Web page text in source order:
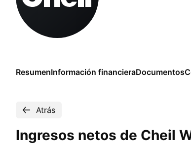
ResumenInformación financieraDocumentos
Atrás
Ingresos netos de Cheil